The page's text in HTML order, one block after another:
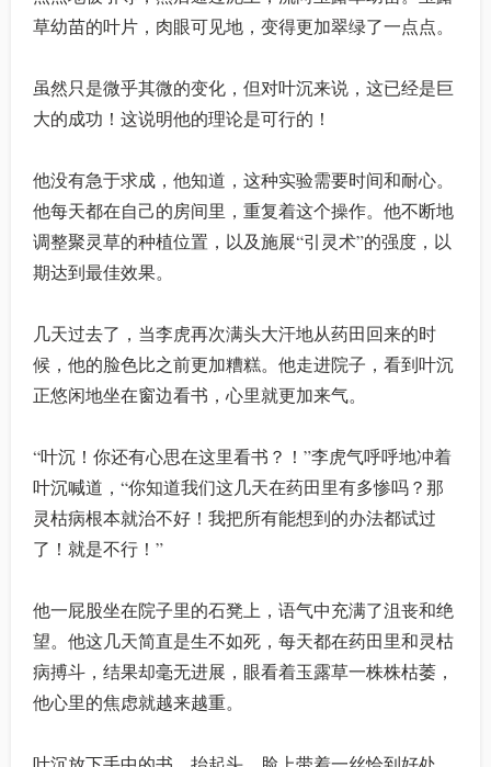
草幼苗的叶片，肉眼可见地，变得更加翠绿了一点点。
虽然只是微乎其微的变化，但对叶沉来说，这已经是巨
大的成功！这说明他的理论是可行的！
他没有急于求成，他知道，这种实验需要时间和耐心。
他每天都在自己的房间里，重复着这个操作。他不断地
调整聚灵草的种植位置，以及施展“引灵术”的强度，以
期达到最佳效果。
几天过去了，当李虎再次满头大汗地从药田回来的时
候，他的脸色比之前更加糟糕。他走进院子，看到叶沉
正悠闲地坐在窗边看书，心里就更加来气。
“叶沉！你还有心思在这里看书？！”李虎气呼呼地冲着
叶沉喊道，“你知道我们这几天在药田里有多惨吗？那
灵枯病根本就治不好！我把所有能想到的办法都试过
了！就是不行！”
他一屁股坐在院子里的石凳上，语气中充满了沮丧和绝
望。他这几天简直是生不如死，每天都在药田里和灵枯
病搏斗，结果却毫无进展，眼看着玉露草一株株枯萎，
他心里的焦虑就越来越重。